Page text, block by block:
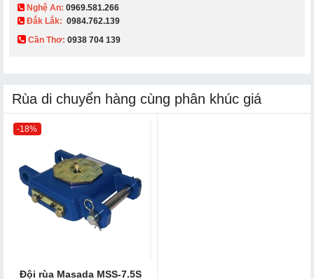
Nghệ An: 0969.581.266
Đắk Lắk: 0984.762.139
Cần Thơ: 0938 704 139​
Rùa di chuyển hàng cùng phân khúc giá
-18%
Đội rùa Masada MSS-7.5S